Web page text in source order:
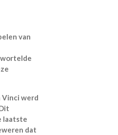
van
Vinci werd
laatste
dat